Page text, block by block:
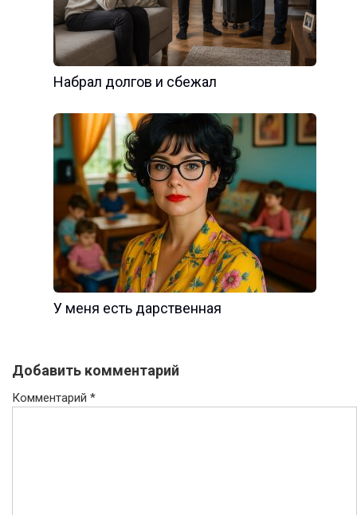
Набрал долгов и сбежал
У меня есть дарственная
Добавить комментарий
Комментарий *